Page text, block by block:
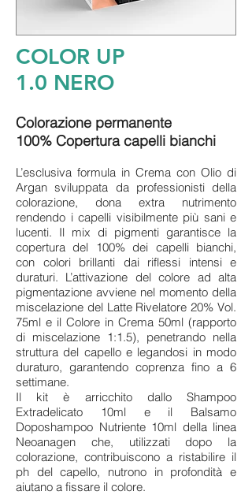
COLOR UP
1.0 NERO
Colorazione permanente
100% Copertura capelli bianchi
L’esclusiva formula in Crema con Olio di
Argan sviluppata da professionisti della
colorazione, dona extra nutrimento
rendendo i capelli visibilmente più sani e
lucenti. Il mix di pigmenti garantisce la
copertura del 100% dei capelli bianchi,
con colori brillanti dai riflessi intensi e
duraturi. L’attivazione del colore ad alta
pigmentazione avviene nel momento della
miscelazione del Latte Rivelatore 20% Vol.
75ml e il Colore in Crema 50ml (rapporto
di miscelazione 1:1.5), penetrando nella
struttura del capello e legandosi in modo
duraturo, garantendo coprenza fino a 6
settimane.
Il kit è arricchito dallo Shampoo
Extradelicato 10ml e il Balsamo
Doposhampoo Nutriente 10ml della linea
Neoanagen che, utilizzati dopo la
colorazione, contribuiscono a ristabilire il
ph del capello, nutrono in profondità e
aiutano a fissare il colore.